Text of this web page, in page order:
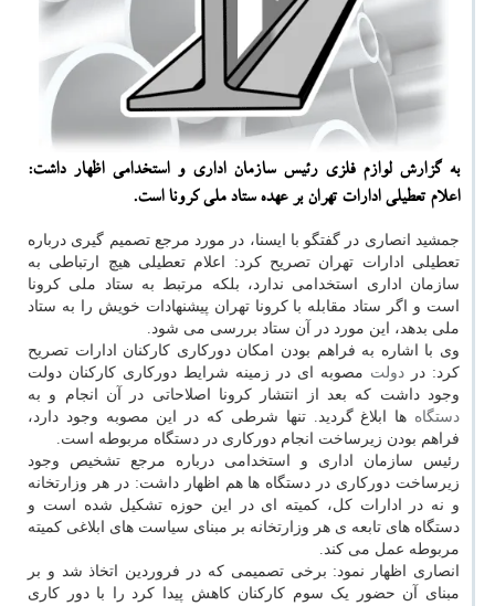
به گزارش لوازم فلزی رئیس سازمان اداری و استخدامی اظهار داشت:
اعلام تعطیلی ادارات تهران بر عهده ستاد ملی كرونا است.
جمشید انصاری در گفتگو با ایسنا، در مورد مرجع تصمیم گیری درباره
تعطیلی ادارات تهران تصریح کرد: اعلام تعطیلی هیچ ارتباطی به
سازمان اداری استخدامی ندارد، بلکه مرتبط به ستاد ملی کرونا
است و اگر ستاد مقابله با کرونا تهران پیشنهادات خویش را به ستاد
ملی بدهد، این مورد در آن ستاد بررسی می شود.
وی با اشاره به فراهم بودن امکان دورکاری کارکنان ادارات تصریح
کرد: در دولت مصوبه ای در زمینه شرایط دورکاری کارکنان دولت
وجود داشت که بعد از انتشار کرونا اصلاحاتی در آن انجام و به
دستگاه ها ابلاغ گردید. تنها شرطی که در این مصوبه وجود دارد،
فراهم بودن زیرساخت انجام دورکاری در دستگاه مربوطه است.
رئیس سازمان اداری و استخدامی درباره مرجع تشخیص وجود
زیرساخت دورکاری در دستگاه ها هم اظهار داشت: در هر وزارتخانه
و نه در ادارات کل، کمیته ای در این حوزه تشکیل شده است و
دستگاه های تابعه ی هر وزارتخانه بر مبنای سیاست های ابلاغی کمیته
مربوطه عمل می کند.
انصاری اظهار نمود: برخی تصمیمی که در فروردین اتخاذ شد و بر
مبنای آن حضور یک سوم کارکنان کاهش پیدا کرد را با دور کاری